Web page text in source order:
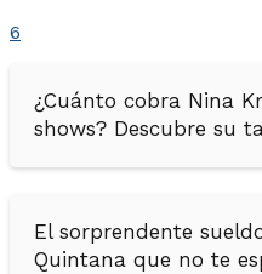
6
¿Cuánto cobra Nina
shows? Descubre su
El sorprendente
Quintana que no te